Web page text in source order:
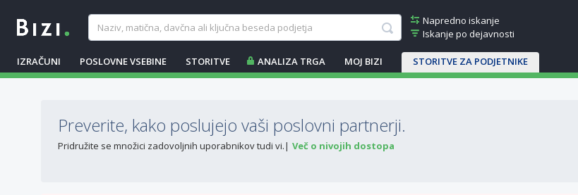
Napredno iskanje
Iskanje po dejavnosti
IZRAČUNI POSLOVNE VSEBINE STORITVE ANALIZA TRGA MOJ BIZI STORITVE ZA PODJETNIKE
Preverite, kako poslujejo vaši poslovni partnerji.
Pridružite se množici zadovoljnih uporabnikov tudi vi. Več o nivojih dostopa